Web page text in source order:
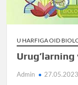
U HARFIGA OID
Admin 27.05.2023